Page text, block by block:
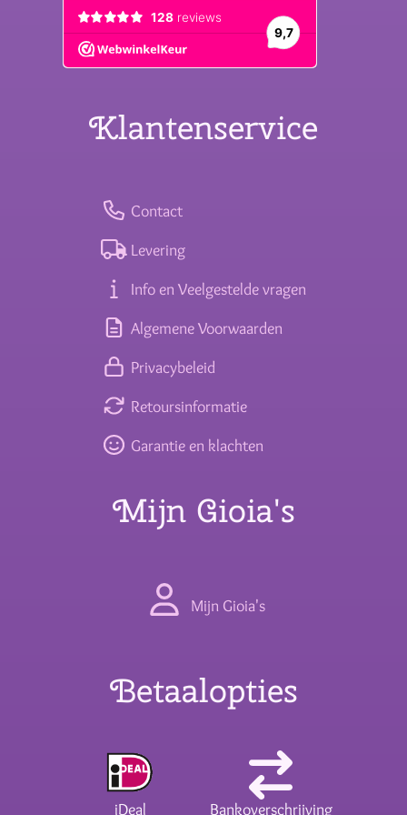
Klantenservice
Contact
Levering
Info en Veelgestelde vragen
Algemene Voorwaarden
Privacybeleid
Retoursinformatie
Garantie en klachten
Mijn Gioia's
Mijn Gioia's
Betaalopties
iDeal Bankoverschrijving